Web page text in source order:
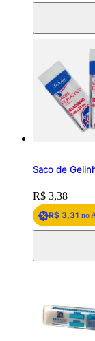
Saco de
Price:
R$ 3,38
R$ 3,31 no